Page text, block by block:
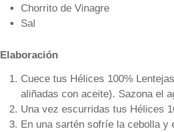
Chorrito de Vinagre
Sal
Elaboración
Cuece tus Hélices 100%
aliñadas con aceite). Sazona el
Una vez escurridas tus Hélices
En una sartén sofríe la cebolla y